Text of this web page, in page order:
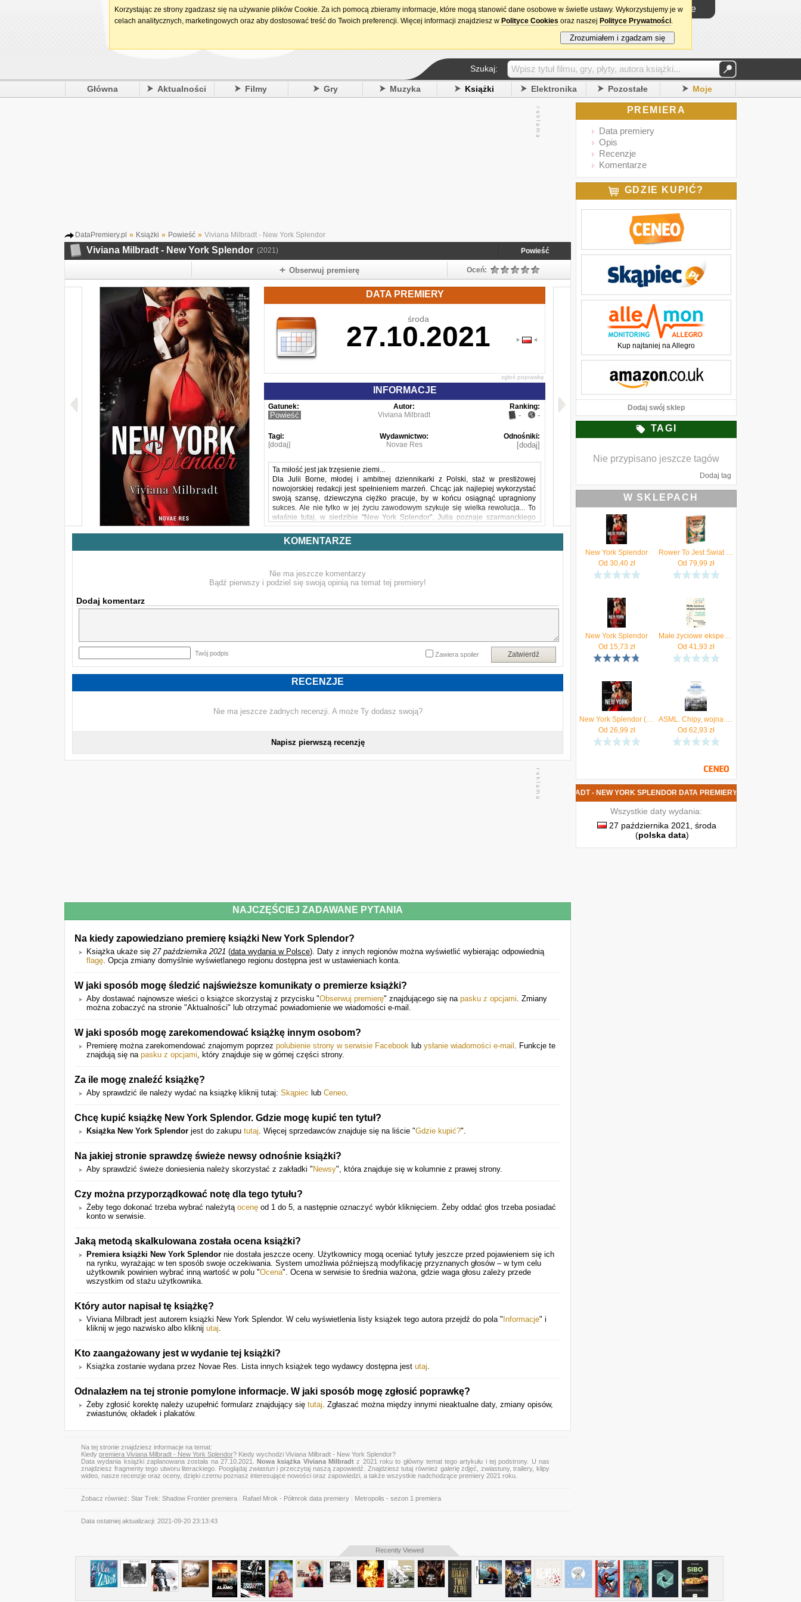
15. urodziny DataPremiery.pl Logowanie
Szukaj:
Główna Aktualności Filmy Gry Muzyka Książki Elektronika Pozostałe Moje
DataPremiery.pl » Książki » Powieść » Viviana Milbradt - New York Splendor
Viviana Milbradt - New York Splendor (2021) Powieść
Obserwuj premierę Oceń:
DATA PREMIERY
środa
27.10.2021
zgłoś poprawkę
INFORMACJE
Gatunek:
Powieść
Autor:
Viviana Milbradt
Ranking:
- -
Tagi:
[dodaj]
Wydawnictwo:
Novae Res
Odnośniki:
[dodaj]
Ta miłość jest jak trzęsienie ziemi...
Dla Julii Borne, młodej i ambitnej dziennikarki z Polski, staż w prestiżowej
nowojorskiej redakcji jest spełnieniem marzeń. Chcąc jak najlepiej wykorzystać
swoją szansę, dziewczyna ciężko pracuje, by w końcu osiągnąć upragniony
sukces. Ale nie tylko w jej życiu zawodowym szykuje się wielka rewolucja... To
właśnie tutaj, w siedzibie "New York Splendor", Julia poznaje szarmanckiego
angielskiego arystokratę, Anthony'ego Butlera. Narastająca fascynacja i
pożądanie sprawiają, że oboje zatracają się w niepohamowanej namiętności.
Czy dwie tak silne osobowości będą w stanie zaoferować sobie coś więcej
śmiertelnym zagrożeniem?
Powyższy opis pochodzi od wydawcy.
KOMENTARZE
Nie ma jeszcze komentarzy
Bądź pierwszy i podziel się swoją opinią na temat tej premiery!
Dodaj komentarz
Twój podpis Zatwierdź
Zawiera spoiler
RECENZJE
Nie ma jeszcze żadnych recenzji. A może Ty dodasz swoją?
Napisz pierwszą recenzję
NAJCZĘŚCIEJ ZADAWANE PYTANIA
Na kiedy zapowiedziano premierę książki New York Splendor?
Książka ukaże się 27 października 2021 (data wydania w Polsce). Daty z innych regionów można wyświetlić wybierając odpowiednią
flagę. Opcja zmiany domyślnie wyświetlanego regionu dostępna jest w ustawieniach konta.
W jaki sposób mogę śledzić najświeższe komunikaty o premierze książki?
Aby dostawać najnowsze wieści o książce skorzystaj z przycisku "Obserwuj premierę" znajdującego się na pasku z opcjami. Zmiany
można zobaczyć na stronie "Aktualności" lub otrzymać powiadomienie we wiadomości e-mail.
W jaki sposób mogę zarekomendować książkę innym osobom?
Premierę można zarekomendować znajomym poprzez polubienie strony w serwisie Facebook lub ysłanie wiadomości e-mail . Funkcje te
znajdują się na pasku z opcjami, który znajduje się w górnej części strony.
Za ile mogę znaleźć książkę?
Aby sprawdzić ile należy wydać na książkę kliknij tutaj: Skąpiec lub Ceneo.
Chcę kupić książkę New York Splendor. Gdzie mogę kupić ten tytuł?
Książka New York Splendor jest do zakupu tutaj. Więcej sprzedawców znajduje się na liście "Gdzie kupić?".
Na jakiej stronie sprawdzę świeże newsy odnośnie książki?
Aby sprawdzić świeże doniesienia należy skorzystać z zakładki " Newsy", która znajduje się w kolumnie z prawej strony.
Czy można przyporządkować notę dla tego tytułu?
Żeby tego dokonać trzeba wybrać należytą ocenę od 1 do 5, a następnie oznaczyć wybór kliknięciem. Żeby oddać głos trzeba posiadać
konto w serwisie.
Jaką metodą skalkulowana została ocena książki?
Premiera książki New York Splendor nie dostała jeszcze oceny. Użytkownicy mogą oceniać tytuły jeszcze przed pojawieniem się ich
na rynku, wyrażając w ten sposób swoje oczekiwania. System umożliwia późniejszą modyfikację przyznanych głosów – w tym celu
użytkownik powinien wybrać inną wartość w polu "Ocena". Ocena w serwisie to średnia ważona, gdzie waga głosu zależy przede
wszystkim od stażu użytkownika.
Który autor napisał tę książkę?
Viviana Milbradt jest autorem książki New York Splendor. W celu wyświetlenia listy książek tego autora przejdź do pola " Informacje" i
kliknij w jego nazwisko albo kliknij utaj.
Kto zaangażowany jest w wydanie tej książki?
Książka zostanie wydana przez Novae Res. Lista innych książek tego wydawcy dostępna jest utaj.
Odnalazłem na tej stronie pomylone informacje. W jaki sposób mogę zgłosić poprawkę?
Żeby zgłosić korektę należy uzupełnić formularz znajdujący się tutaj. Zgłaszać można między innymi nieaktualne daty, zmiany opisów,
zwiastunów, okładek i plakatów.
Na tej stronie znajdziesz informacje na temat:
Kiedy premiera Viviana Milbradt - New York Splendor? Kiedy wychodzi Viviana Milbradt - New York Splendor?
Data wydania książki zaplanowana została na 27.10.2021.Nowa książka Viviana Milbradt z 2021 roku to główny temat tego artykułu i tej podstrony. U nas
znajdziesz fragmenty tego utworu literackiego. Pooglądaj zwiastuni przeczytaj naszą zapowiedź. Znajdziesz tutaj również galerię zdjęć, zwiastuny, trailery, klipy
wideo, nasze recenzje oraz oceny, dzięki czemu poznasz interesujące nowości oraz zapowiedzi, a także wszystkie nadchodzące premiery 2021 roku.
Zobacz również: Star Trek: Shadow Frontier premiera Rafael Mrok - Półmrok data premiery Metropolis - sezon 1 premiera
Data ostatniej aktualizacji: 2021-09-20 23:13:43
PREMIERA
Data premiery
Opis
Recenzje
Komentarze
GDZIE KUPIĆ?
Kup najtaniej na Allegro
Dodaj swój sklep
TAGI
Nie przypisano jeszcze tagów
Dodaj tag
W SKLEPACH
New York Splendor
Od 30,40zł
Rower To Jest Świat – idealny dla rowerzysty ebook,aktualizacje
Od 79,99 zł
New York Splendor
Od 15,73 zł
Małe życiowe eksperymenty
Od 41,93 zł
New York Splendor (Audiobook)
Od 26,99 zł
ASML. Chipy, wojna technologiczna i najważniejsza maszyna świata. Jak holenderska firma wygrywa z USA i Chinami (ebook)
Od 62,93 zł
NOWA KSIĄŻKA VIVIANA MILBRADT - NEW YORK SPLENDOR DATA PREMIERY
Wszystkie daty wydania:
27 października 2021, środa
(polska data)
Recently Viewed
Korzystając ze strony zgadzasz się na używanie plików Cookie. Za ich pomocą zbieramy informacje, które mogą stanowić dane osobowe w świetle ustawy. Wykorzystujemy je w
celach analitycznych, marketingowych oraz aby dostosować treść do Twoich preferencji. Więcej informacji znajdziesz w Polityce Cookies oraz naszej Polityce Prywatności.
Zrozumiałem i zgadzam się